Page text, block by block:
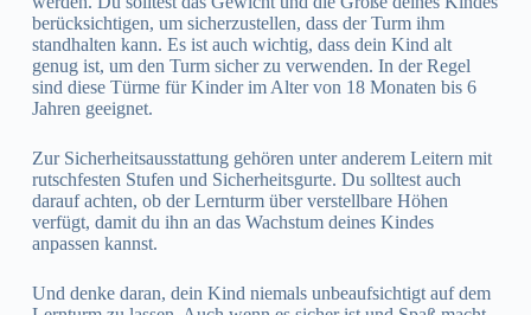
berücksichtigen, um sicherzustellen, dass der Turm ihm
standhalten kann. Es ist auch wichtig, dass dein Kind alt
genug ist, um den Turm sicher zu verwenden. In der Regel
sind diese Türme für Kinder im Alter von 18 Monaten bis 6
Jahren geeignet.
Zur Sicherheitsausstattung gehören unter anderem Leitern mit
rutschfesten Stufen und Sicherheitsgurte. Du solltest auch
darauf achten, ob der Lernturm über verstellbare Höhen
verfügt, damit du ihn an das Wachstum deines Kindes
anpassen kannst.
Und denke daran, dein Kind niemals unbeaufsichtigt auf dem